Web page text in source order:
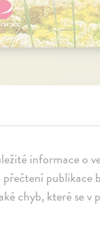
informace o
publikace
chyb, které se